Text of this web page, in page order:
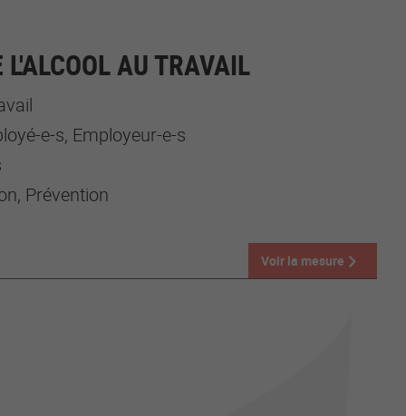
AU TRAVAIL
e-s, Employeur-e-s
Prévention
Voir la mesure